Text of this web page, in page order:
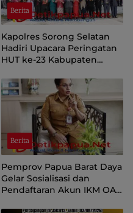
Berita
Kapolres Sorong Selatan
Hadiri Upacara Peringatan
HUT ke-23 Kabupaten
Berita
Pemprov Papua Barat Daya
Gelar Sosialisasi dan
Pendaftaran Akun IKM OAP